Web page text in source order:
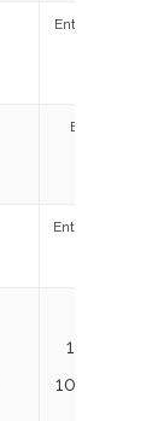
Entre 70 $ et
Environ 100 $
Entre 60 $ –
15 $ – 45 $
100 $ – 185